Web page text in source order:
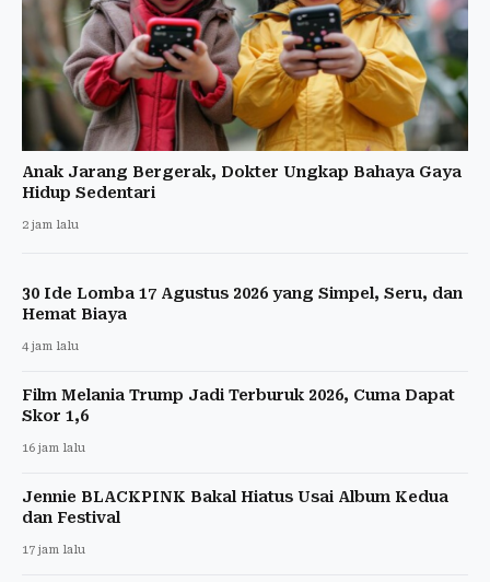
Anak Jarang Bergerak, Dokter Ungkap Bahaya Gaya
Hidup Sedentari
2 jam lalu
30 Ide Lomba 17 Agustus 2026 yang Simpel, Seru, dan
Hemat Biaya
4 jam lalu
Film Melania Trump Jadi Terburuk 2026, Cuma Dapat
Skor 1,6
16 jam lalu
Jennie BLACKPINK Bakal Hiatus Usai Album Kedua
dan Festival
17 jam lalu